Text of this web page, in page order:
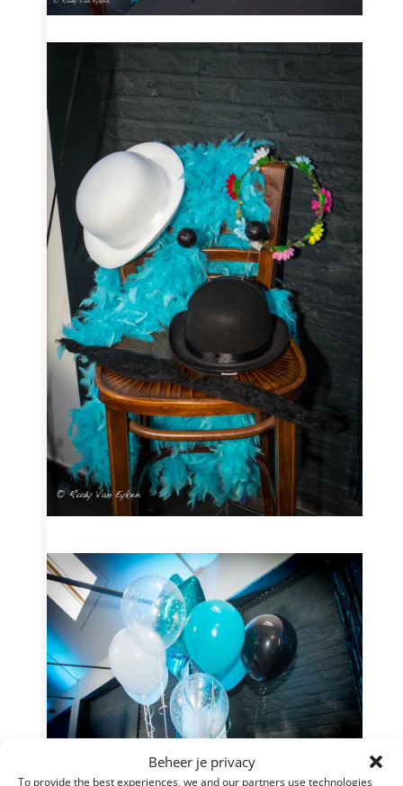
Beheer je privacy
To provide the best experiences, we and our partners use technologies